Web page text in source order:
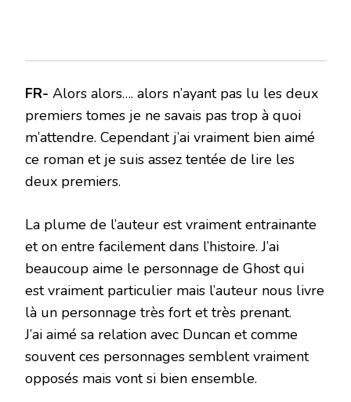
FR- Alors alors…. alors n’ayant pas lu les deux
premiers tomes je ne savais pas trop à quoi
m’attendre. Cependant j’ai vraiment bien aimé
ce roman et je suis assez tentée de lire les
deux premiers.
La plume de l’auteur est vraiment entrainante
et on entre facilement dans l’histoire. J’ai
beaucoup aime le personnage de Ghost qui
est vraiment particulier mais l’auteur nous livre
là un personnage très fort et très prenant.
J’ai aimé sa relation avec Duncan et comme
souvent ces personnages semblent vraiment
opposés mais vont si bien ensemble.